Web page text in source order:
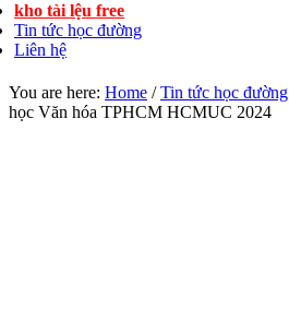
kho tài lệu free
Tin tức học đường
Liên hệ
You are here: Home / Tin tức học đường
học Văn hóa TPHCM HCMUC 2024